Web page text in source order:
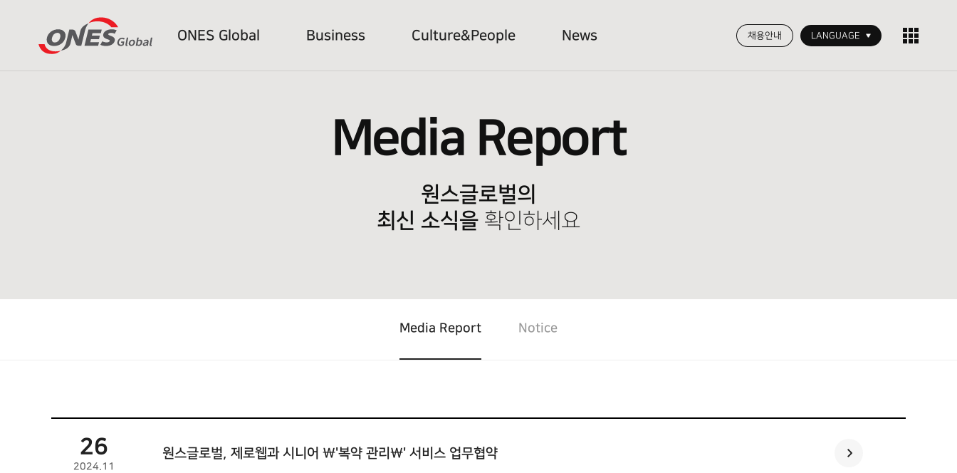
ONES Global Business Culture&People News 채용안내 LANGUAGE
Media Report
원스글로벌의
최신 소식을 확인하세요
Media Report Notice
26
2024.11
원스글로벌, 제로웹과 시니어 \'복약 관리\' 서비스 업무협약